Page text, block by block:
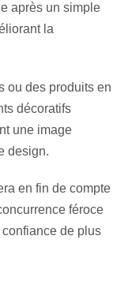
après un simple
la
ou des produits en
décoratifs
une image
design.
en fin de compte
féroce
de plus